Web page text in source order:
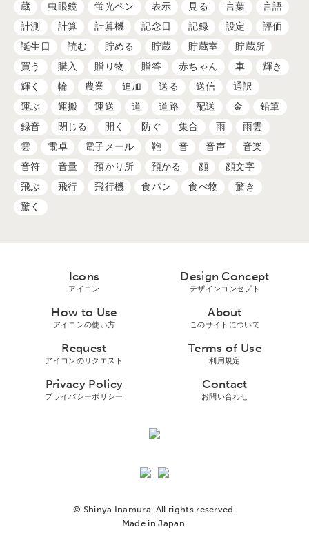
蔵
虫眼鏡 蛍光ペン 表示 見る 言葉
言語
計測
計算 計算機 記念日 記録 設定
評価
誕生日
読む 貯める 貯蔵 貯蔵室
貯蔵所
買う
購入 贈り物 贈答 赤ちゃん 車
輝き
輝く
輪 農業 追加 送る 送信
通訳
運ぶ
運搬 運送 道 道路 配送 金
鉛筆
録音
閉じる 開く 防ぐ 集合 雨
雨雲
雲
電卓 電子メール 鞄 音 音声
音楽
音符
音量 預かり所 預かる 顔
顔文字
飛ぶ
飛行 飛行機 食パン 食べ物
驚き
驚く
Icons
アイコン
Design Concept
デザインコンセプト
How to Use
アイコンの使い方
About
このサイトについて
Request
アイコンのリクエスト
Terms of Use
利用規定
Privacy Policy
プライバシーボリシー
Contact
お問い合わせ
© Shinya Inamura. All rights reserved.
Made in Japan.